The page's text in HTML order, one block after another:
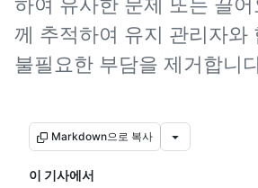
께 추적하여 유지 관리자와
불필요한 부담을 제거합니
Markdown으로 복사
이 기사에서